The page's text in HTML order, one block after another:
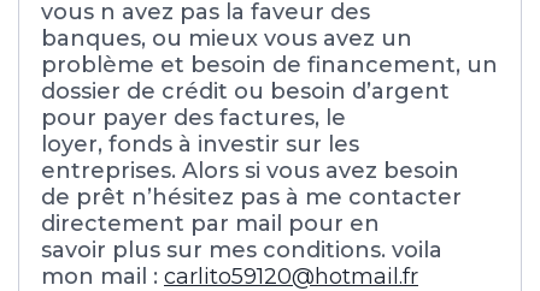
vous n avez pas la faveur des
banques, ou mieux vous avez un
problème et besoin de financement, un
dossier de crédit ou besoin d’argent
pour payer des factures, le
loyer, fonds à investir sur les
entreprises. Alors si vous avez besoin
de prêt n’hésitez pas à me contacter
directement par mail pour en
savoir plus sur mes conditions. voila
mon mail : carlito59120@hotmail.fr